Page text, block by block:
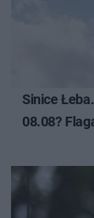
Sinice
08.08?